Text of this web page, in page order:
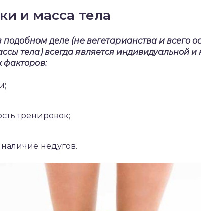
и масса тела
подобном деле (не вегетарианства и всего
тела) всегда является индивидуальной
факторов:
тренировок;
недугов.